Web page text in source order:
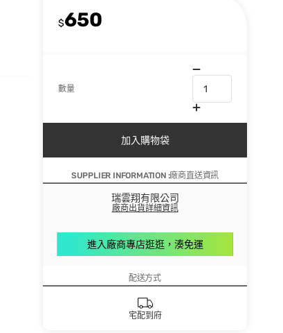
$650
數量
加入購物袋
SUPPLIER INFORMATION :廠商直送資訊
瑞雲翔有限公司
廠商出貨詳細資訊
進入廠商專店逛逛，湊免運
配送方式
宅配到府